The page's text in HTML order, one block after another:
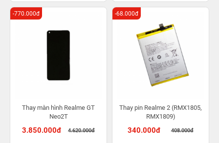
1 lần trong 3 tháng
Thay màn hình Realme GT
Neo2T
3.850.000đ 4.620.000đ
-770.000đ
Thay pin Realme 2 (RMX1805,
RMX1809)
340.000đ 408.000đ
-68.000đ